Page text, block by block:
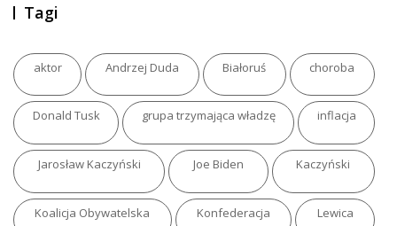
Tagi
aktor Andrzej Duda Białoruś choroba
Donald Tusk grupa trzymająca władzę inflacja
Jarosław Kaczyński Joe Biden Kaczyński
Koalicja Obywatelska Konfederacja Lewica